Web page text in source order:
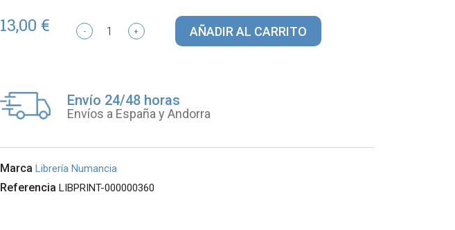
13,00 € - + AÑADIR AL CARRITO
Envío 24/48 horas
Envíos a España y Andorra
Marca Librería Numancia
Referencia LIBPRINT-000000360